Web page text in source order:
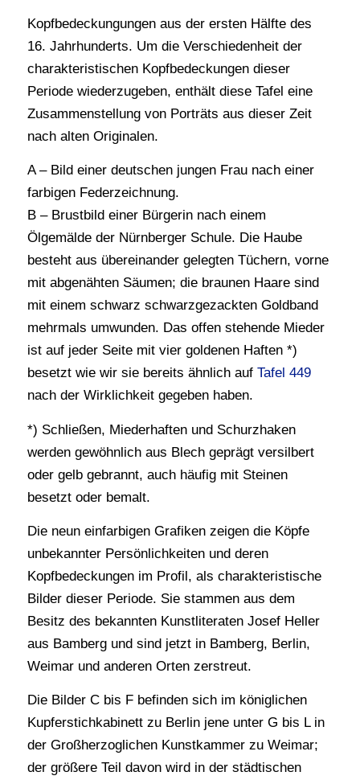
Kopfbedeckungungen aus der ersten Hälfte des
16. Jahrhunderts. Um die Verschiedenheit der
charakteristischen Kopfbedeckungen dieser
Periode wiederzugeben, enthält diese Tafel eine
Zusammenstellung von Porträts aus dieser Zeit
nach alten Originalen.
A – Bild einer deutschen jungen Frau nach einer
farbigen Federzeichnung.
B – Brustbild einer Bürgerin nach einem
Ölgemälde der Nürnberger Schule. Die Haube
besteht aus übereinander gelegten Tüchern, vorne
mit abgenähten Säumen; die braunen Haare sind
mit einem schwarz schwarzgezackten Goldband
mehrmals umwunden. Das offen stehende Mieder
ist auf jeder Seite mit vier goldenen Haften *)
besetzt wie wir sie bereits ähnlich auf Tafel 449
nach der Wirklichkeit gegeben haben.
*) Schließen, Miederhaften und Schurzhaken
werden gewöhnlich aus Blech geprägt versilbert
oder gelb gebrannt, auch häufig mit Steinen
besetzt oder bemalt.
Die neun einfarbigen Grafiken zeigen die Köpfe
unbekannter Persönlichkeiten und deren
Kopfbedeckungen im Profil, als charakteristische
Bilder dieser Periode. Sie stammen aus dem
Besitz des bekannten Kunstliteraten Josef Heller
aus Bamberg und sind jetzt in Bamberg, Berlin,
Weimar und anderen Orten zerstreut.
Die Bilder C bis F befinden sich im königlichen
Kupferstichkabinett zu Berlin jene unter G bis L in
der Großherzoglichen Kunstkammer zu Weimar;
der größere Teil davon wird in der städtischen